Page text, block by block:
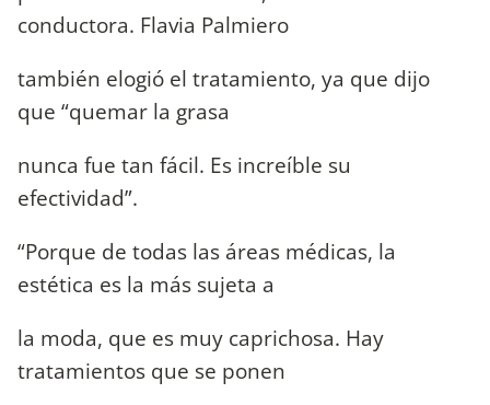
conductora. Flavia Palmiero
también elogió el tratamiento, ya que dijo
que “quemar la grasa
nunca fue tan fácil. Es increíble su
efectividad”.
“Porque de todas las áreas médicas, la
estética es la más sujeta a
la moda, que es muy caprichosa. Hay
tratamientos que se ponen